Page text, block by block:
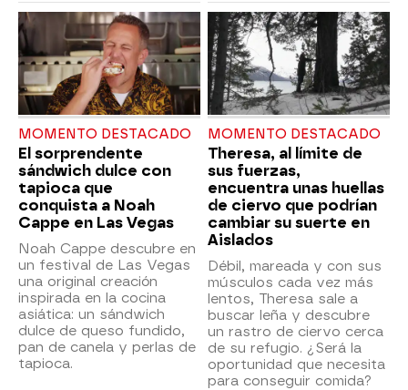
MOMENTO DESTACADO
El sorprendente
sándwich dulce con
tapioca que
conquista a Noah
Cappe en Las Vegas
Noah Cappe descubre en
un festival de Las Vegas
una original creación
inspirada en la cocina
asiática: un sándwich
dulce de queso fundido,
pan de canela y perlas de
tapioca.
MOMENTO DESTACADO
Theresa, al límite de
sus fuerzas,
encuentra unas huellas
de ciervo que podrían
cambiar su suerte en
Aislados
Débil, mareada y con sus
músculos cada vez más
lentos, Theresa sale a
buscar leña y descubre
un rastro de ciervo cerca
de su refugio. ¿Será la
oportunidad que necesita
para conseguir comida?